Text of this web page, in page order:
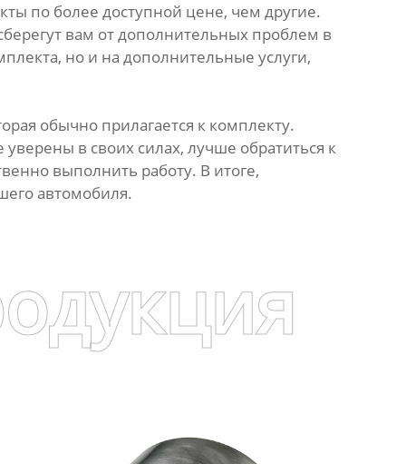
по более доступной цене, чем другие.
вам от дополнительных проблем в
но и на дополнительные услуги,
обычно прилагается к комплекту.
в своих силах, лучше обратиться к
выполнить работу. В итоге,
автомобиля.